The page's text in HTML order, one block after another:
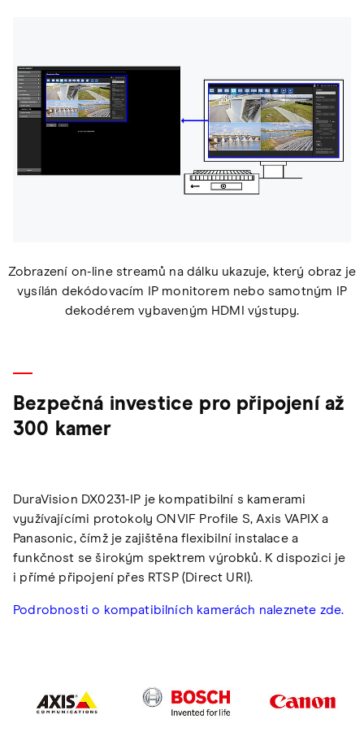
Zobrazení on-line streamů na dálku ukazuje, který obraz je
vysílán dekódovacím IP monitorem nebo samotným IP
dekodérem vybaveným HDMI výstupy.
Bezpečná investice pro připojení až
300 kamer
DuraVision DX0231-IP je kompatibilní s kamerami
využívajícími protokoly ONVIF Profile S, Axis VAPIX a
Panasonic, čímž je zajištěna flexibilní instalace a
funkčnost se širokým spektrem výrobků. K dispozici je
i přímé připojení přes RTSP (Direct URI).
Podrobnosti o kompatibilních kamerách naleznete zde.